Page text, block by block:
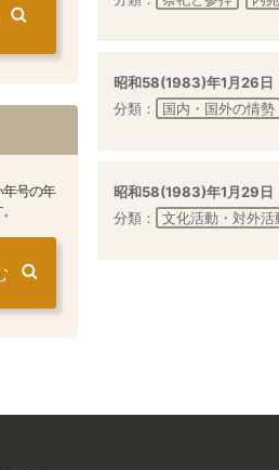
号の年
昭和58(1983)年1月26日
分類：
国内・国外の情勢
昭和58(1983)年1月29日
分類：
文化活動・対外活